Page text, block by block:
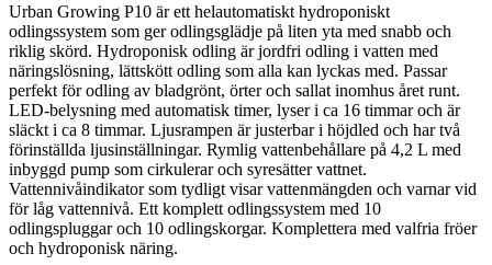
Urban Growing P10 är ett helautomatiskt hydroponiskt
odlingssystem som ger odlingsglädje på liten yta med snabb och
riklig skörd. Hydroponisk odling är jordfri odling i vatten med
näringslösning, lättskött odling som alla kan lyckas med. Passar
perfekt för odling av bladgrönt, örter och sallat inomhus året runt.
LED-belysning med automatisk timer, lyser i ca 16 timmar och är
släckt i ca 8 timmar. Ljusrampen är justerbar i höjdled och har två
förinställda ljusinställningar. Rymlig vattenbehållare på 4,2 L med
inbyggd pump som cirkulerar och syresätter vattnet.
Vattennivåindikator som tydligt visar vattenmängden och varnar vid
för låg vattennivå. Ett komplett odlingssystem med 10
odlingspluggar och 10 odlingskorgar. Komplettera med valfria fröer
och hydroponisk näring.